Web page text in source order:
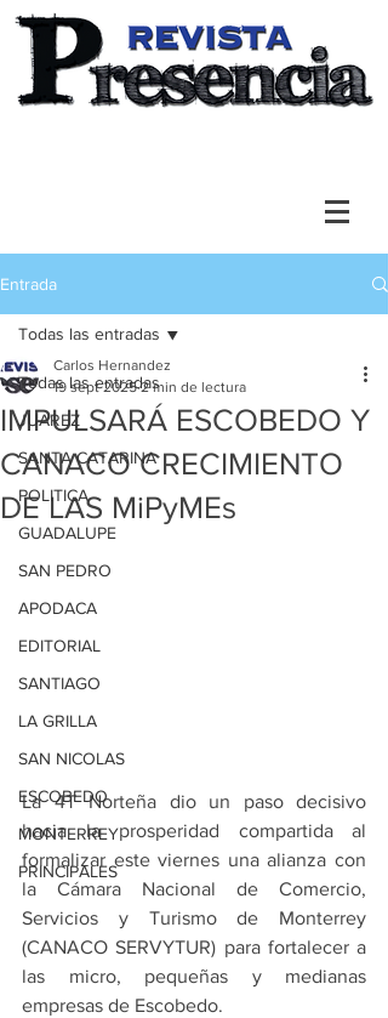
Entrada
Todas las entradas
JUAREZ
SANTA CATARINA
POLITICA
GUADALUPE
SAN PEDRO
APODACA
EDITORIAL
SANTIAGO
LA GRILLA
SAN NICOLAS
ESCOBEDO
MONTERREY
PRINCIPALES
Todas las entradas
IMPULSARÁ ESCOBEDO Y
CANACO CRECIMIENTO
DE LAS MiPyMEs
Carlos Hernandez
19 sept 2025 2 min de lectura
La 4T Norteña dio un paso decisivo
hacia la prosperidad compartida al
formalizar este viernes una alianza con
la Cámara Nacional de Comercio,
Servicios y Turismo de Monterrey
(CANACO SERVYTUR) para fortalecer a
las micro, pequeñas y medianas
empresas de Escobedo.